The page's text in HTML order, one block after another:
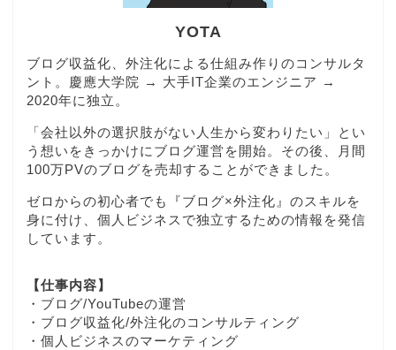
YOTA
ブログ収益化、外注化による仕組み作りのコンサルタ
ント。慶應大学院 → 大手IT企業のエンジニア →
2020年に独立。
「会社以外の選択肢がない人生から変わりたい」とい
う想いをきっかけにブログ運営を開始。その後、月間
100万PVのブログを売却することができました。
ゼロからの初心者でも『ブログ×外注化』のスキルを
身に付け、個人ビジネスで独立するための情報を発信
しています。
【仕事内容】
・ブログ/YouTubeの運営
・ブログ収益化/外注化のコンサルティング
・個人ビジネスのマーケティング